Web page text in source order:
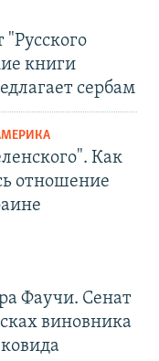
"Русского
книги
сербам
Как
отношение
Фаучи. Сенат
виновника